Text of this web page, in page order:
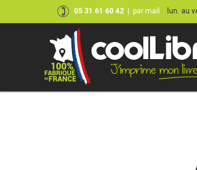
05 31 61 60 42 par mail lun. au